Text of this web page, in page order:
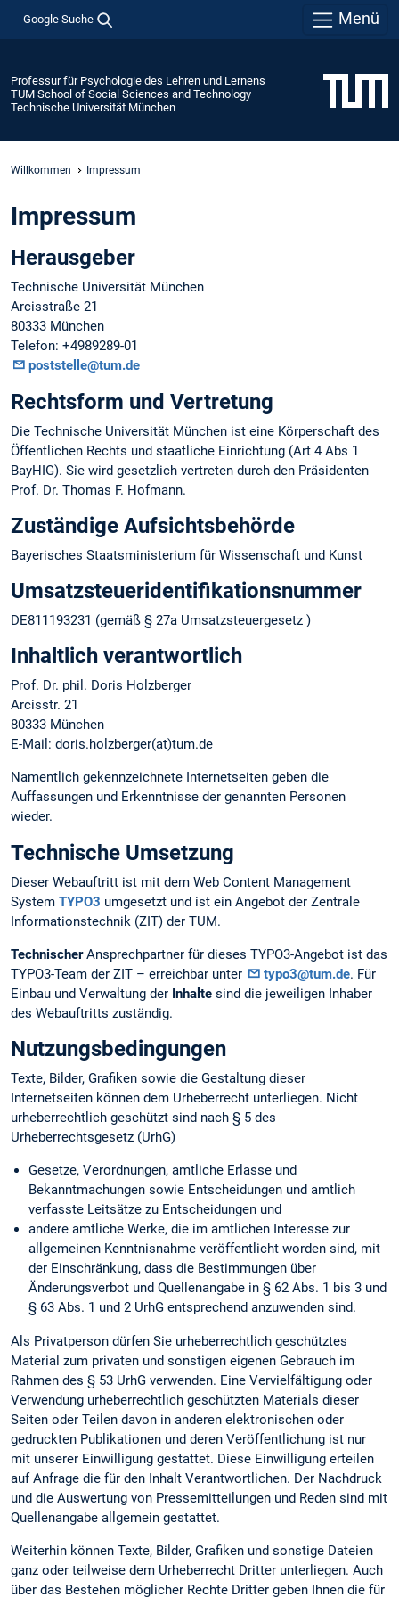
Google Suche Menü
Professur für Psychologie des Lehren und Lernens
TUM School of Social Sciences and Technology
Technische Universität München
Willkommen Impressum
Impressum
Herausgeber
Technische Universität München
Arcisstraße 21
80333 München
Telefon: +4989289-01
poststelle@tum.de
Rechtsform und Vertretung
Die Technische Universität München ist eine Körperschaft des
Öffentlichen Rechts und staatliche Einrichtung (Art 4 Abs 1
BayHIG). Sie wird gesetzlich vertreten durch den Präsidenten
Prof. Dr. Thomas F. Hofmann.
Zuständige Aufsichtsbehörde
Bayerisches Staatsministerium für Wissenschaft und Kunst
Umsatzsteuer­identifikations­nummer
DE811193231 (gemäß § 27a Umsatzsteuergesetz )
Inhaltlich verantwortlich
Prof. Dr. phil. Doris Holzberger
Arcisstr. 21
80333 München
E-Mail: doris.holzberger(at)tum.de
Namentlich gekennzeichnete Internetseiten geben die
Auffassungen und Erkenntnisse der genannten Personen
wieder.
Technische Umsetzung
Dieser Webauftritt ist mit dem Web Content Management
System TYPO3 umgesetzt und ist ein Angebot der Zentrale
Informationstechnik (ZIT) der TUM.
TechnischerAnsprechpartner für dieses TYPO3-Angebot ist das
TYPO3-Team der ZIT – erreichbar unter
typo3@tum.de. Für
Einbau und Verwaltung der Inhalte sind die jeweiligen Inhaber
des Webauftritts zuständig.
Nutzungsbedingungen
Texte, Bilder, Grafiken sowie die Gestaltung dieser
Internetseiten können dem Urheberrecht unterliegen. Nicht
urheberrechtlich geschützt sind nach § 5 des
Urheberrechtsgesetz (UrhG)
Gesetze, Verordnungen, amtliche Erlasse und
Bekanntmachungen sowie Entscheidungen und amtlich
verfasste Leitsätze zu Entscheidungen und
andere amtliche Werke, die im amtlichen Interesse zur
allgemeinen Kenntnisnahme veröffentlicht worden sind, mit
der Einschränkung, dass die Bestimmungen über
Änderungsverbot und Quellenangabe in § 62 Abs. 1 bis 3 und
§ 63 Abs. 1 und 2 UrhG entsprechend anzuwenden sind.
Als Privatperson dürfen Sie urheberrechtlich geschütztes
Material zum privaten und sonstigen eigenen Gebrauch im
Rahmen des § 53 UrhG verwenden. Eine Vervielfältigung oder
Verwendung urheberrechtlich geschützten Materials dieser
Seiten oder Teilen davon in anderen elektronischen oder
gedruckten Publikationen und deren Veröffentlichung ist nur
mit unserer Einwilligung gestattet. Diese Einwilligung erteilen
auf Anfrage die für den Inhalt Verantwortlichen. Der Nachdruck
und die Auswertung von Pressemitteilungen und Reden sind mit
Quellenangabe allgemein gestattet.
Weiterhin können Texte, Bilder, Grafiken und sonstige Dateien
ganz oder teilweise dem Urheberrecht Dritter unterliegen. Auch
über das Bestehen möglicher Rechte Dritter geben Ihnen die für